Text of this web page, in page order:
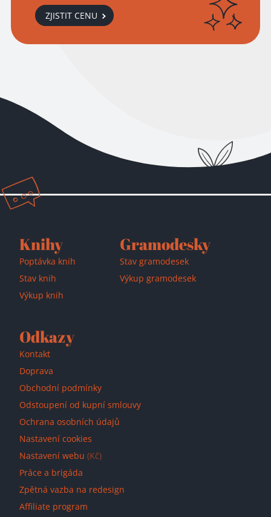
ZJISTIT CENU
Přidáno do košíku!
Knihy
Poptávka knih
Stav knih
Výkup knih
Gramodesky
Stav gramodesek
Výkup gramodesek
Odkazy
Kontakt
Doprava
Obchodní podmínky
Odstoupení od kupní smlouvy
Ochrana osobních údajů
Nastavení cookies
Nastavení webu (Kč)
Práce a brigáda
Zpětná vazba na redesign
Affiliate program